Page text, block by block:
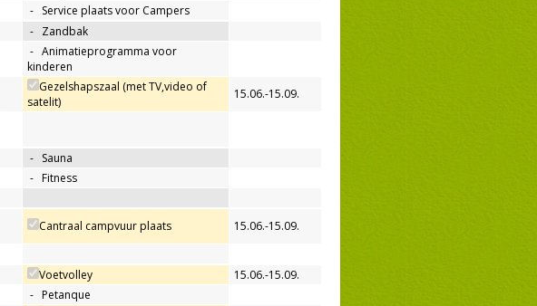
- Service plaats voor Campers
- Zandbak
- Animatieprogramma voor
kinderen
Gezelshapszaal (met TV,video of
satelit)
15.06.-15.09.
- Sauna
- Fitness
Cantraal campvuur plaats
15.06.-15.09.
Voetvolley
15.06.-15.09.
- Petanque